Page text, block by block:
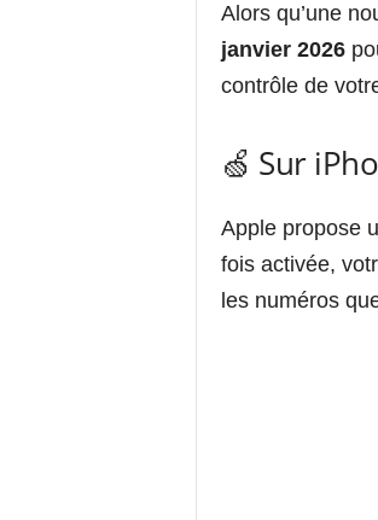
Alors qu’une
janvier 2026
contrôle de
🍏 Sur
Apple propose
fois activée,
les numéros